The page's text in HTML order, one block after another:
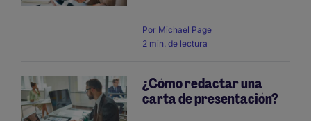
Por Michael Page
2 min. de lectura
¿Cómo redactar una
carta de presentación?